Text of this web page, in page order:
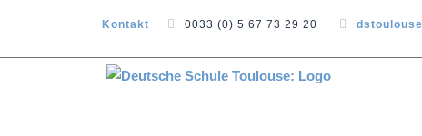
Kontakt 0033 (0) 5 67 73 29 20